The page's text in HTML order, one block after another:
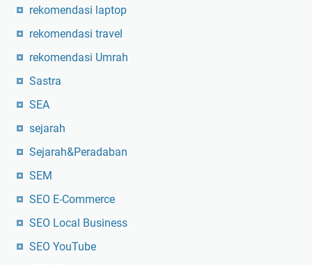
rekomendasi laptop
rekomendasi travel
rekomendasi Umrah
Sastra
SEA
sejarah
Sejarah&Peradaban
SEM
SEO E-Commerce
SEO Local Business
SEO YouTube